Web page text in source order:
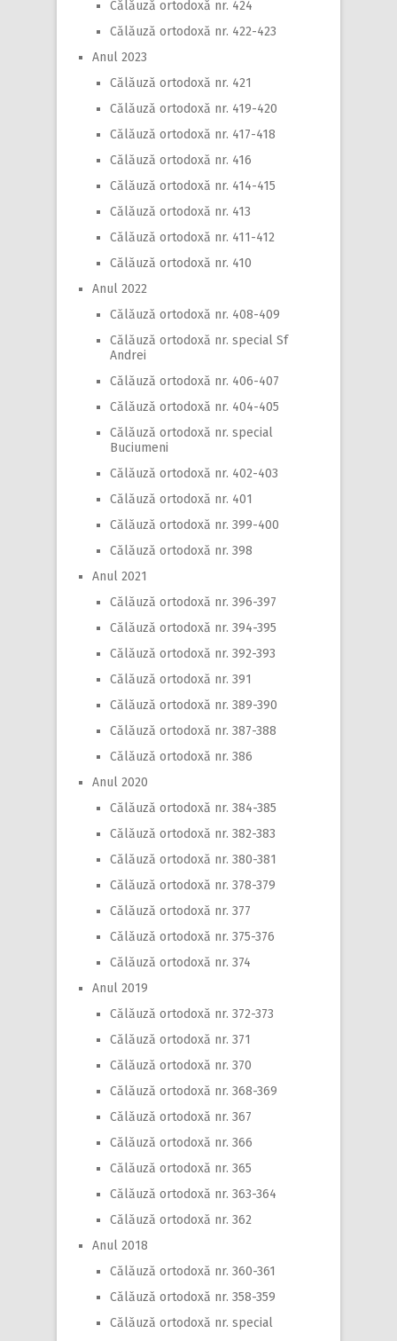
Călăuză ortodoxă nr. 424
Călăuză ortodoxă nr. 422-423
Anul 2023
Călăuză ortodoxă nr. 421
Călăuză ortodoxă nr. 419-420
Călăuză ortodoxă nr. 417-418
Călăuză ortodoxă nr. 416
Călăuză ortodoxă nr. 414-415
Călăuză ortodoxă nr. 413
Călăuză ortodoxă nr. 411-412
Călăuză ortodoxă nr. 410
Anul 2022
Călăuză ortodoxă nr. 408-409
Călăuză ortodoxă nr. special Sf
Andrei
Călăuză ortodoxă nr. 406-407
Călăuză ortodoxă nr. 404-405
Călăuză ortodoxă nr. special
Buciumeni
Călăuză ortodoxă nr. 402-403
Călăuză ortodoxă nr. 401
Călăuză ortodoxă nr. 399-400
Călăuză ortodoxă nr. 398
Anul 2021
Călăuză ortodoxă nr. 396-397
Călăuză ortodoxă nr. 394-395
Călăuză ortodoxă nr. 392-393
Călăuză ortodoxă nr. 391
Călăuză ortodoxă nr. 389-390
Călăuză ortodoxă nr. 387-388
Călăuză ortodoxă nr. 386
Anul 2020
Călăuză ortodoxă nr. 384-385
Călăuză ortodoxă nr. 382-383
Călăuză ortodoxă nr. 380-381
Călăuză ortodoxă nr. 378-379
Călăuză ortodoxă nr. 377
Călăuză ortodoxă nr. 375-376
Călăuză ortodoxă nr. 374
Anul 2019
Călăuză ortodoxă nr. 372-373
Călăuză ortodoxă nr. 371
Călăuză ortodoxă nr. 370
Călăuză ortodoxă nr. 368-369
Călăuză ortodoxă nr. 367
Călăuză ortodoxă nr. 366
Călăuză ortodoxă nr. 365
Călăuză ortodoxă nr. 363-364
Călăuză ortodoxă nr. 362
Anul 2018
Călăuză ortodoxă nr. 360-361
Călăuză ortodoxă nr. 358-359
Călăuză ortodoxă nr. special